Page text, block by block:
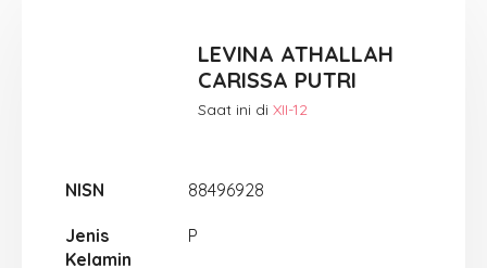
LEVINA ATHALLAH
CARISSA PUTRI
Saat ini diXII-12
NISN 88496928
Jenis
Kelamin
P